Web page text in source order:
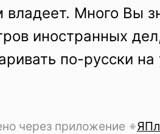
владеет. Много Вы
иностранных
по-русски
через приложение